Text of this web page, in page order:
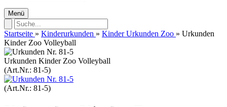
Menü
Startseite » Kinderurkunden » Kinder Urkunden Zoo » Urkunden
Kinder Zoo Volleyball
Urkunden Kinder Zoo Volleyball
(Art.Nr.: 81-5)
(Art.Nr.: 81-5)